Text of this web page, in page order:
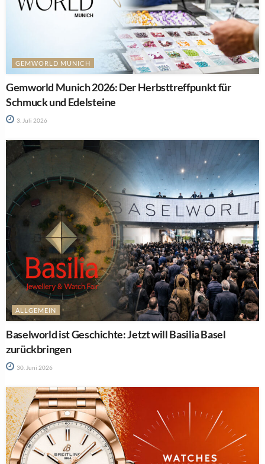
GEMWORLD MUNICH
Gemworld Munich 2026: Der Herbsttreffpunkt für
Schmuck und Edelsteine
3. Juli 2026
ALLGEMEIN
Baselworld ist Geschichte: Jetzt will Basilia Basel
zurückbringen
30. Juni 2026